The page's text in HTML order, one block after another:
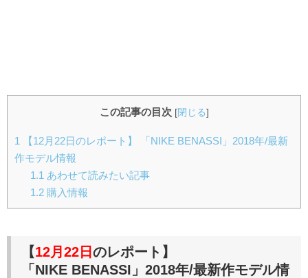
この記事の目次 [閉じる]
1
【12月22日のレポート】 「NIKE BENASSI」2018年/最新
作モデル情報
1.1 あわせて読みたい記事
1.2購入情報
【12月22日 のレポート】
「NIKE BENASSI」2018年/最新作モデル情